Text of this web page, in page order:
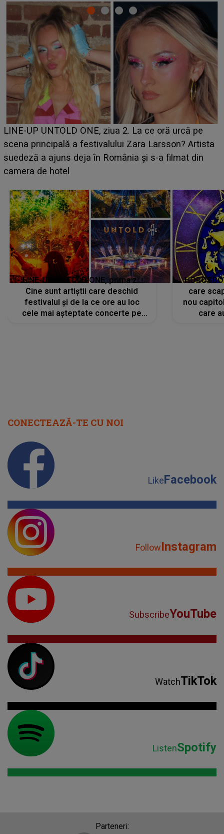
Ce a dezvăluit noua concurentă din "Casa Iubirii" l-a
luat prin surprindere pe Emanuel. CINE ESTE
BĂIATUL VIZAT de Alexandra?! Aflându-se în fața
faptului împlinit, A RECUNOSCUT IMEDIAT: "Am
LINE-UP UNTOLD ONE, prima zi.
Cine sunt artiștii care deschid
festivalul și de la ce ore au loc
cele mai așteptate concerte pe
care
nou
care
CONECTEAZĂ-TE CU NOI
LikeFacebook
FollowInstagram
SubscribeYouTube
WatchTikTok
ListenSpotify
Parteneri: